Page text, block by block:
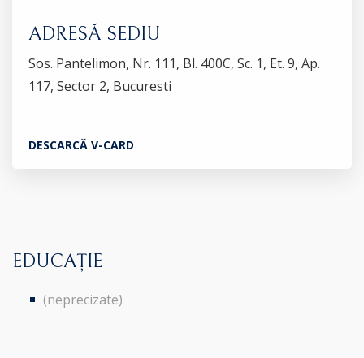
ADRESĂ SEDIU
Sos. Pantelimon, Nr. 111, Bl. 400C, Sc. 1, Et. 9, Ap.
117, Sector 2, Bucuresti
DESCARCĂ V-CARD
EDUCAȚIE
(neprecizate)